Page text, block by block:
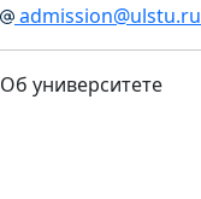
admission@ulstu.ru
Об университете